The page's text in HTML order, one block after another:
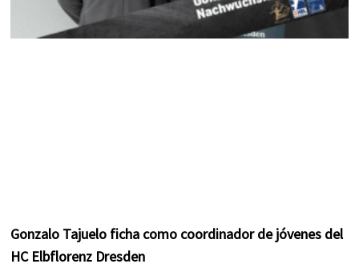
Gonzalo Tajuelo ficha como coordinador de jóvenes del
HC Elbflorenz Dresden